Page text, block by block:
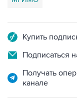
Подписаться
Получать